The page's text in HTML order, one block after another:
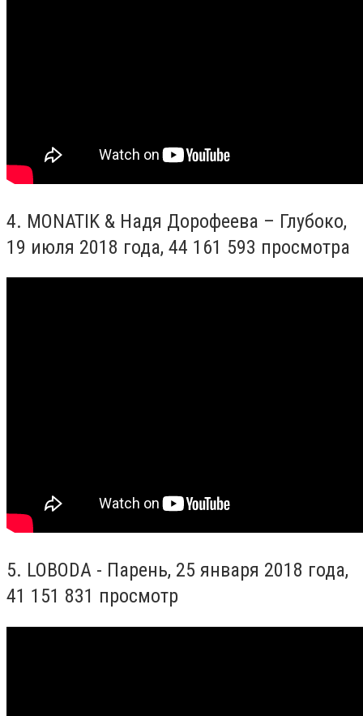
4. MONATIK & Надя Дорофеева – Глубоко,
19 июля 2018 года, 44 161 593 просмотра
5. LOBODA - Парень, 25 января 2018 года,
41 151 831 просмотр